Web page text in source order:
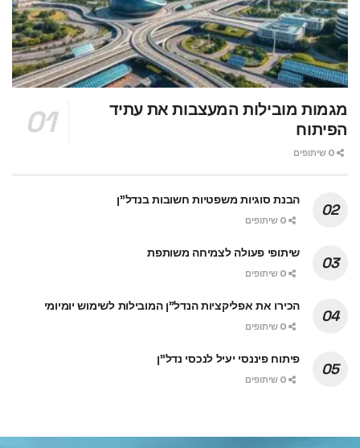
מגמות מובילות המעצבות את עתיד
הפיתוח
הבנת סוגיות משפטיות חשובות בנדל"ן
שיתופי פעולה לצמיחה משותפת
הכירו את אפליקציות הנדל"ן המובילות לשימוש יומיומי
פיתוח פיננסי יעיל לנכסי נדל"ן